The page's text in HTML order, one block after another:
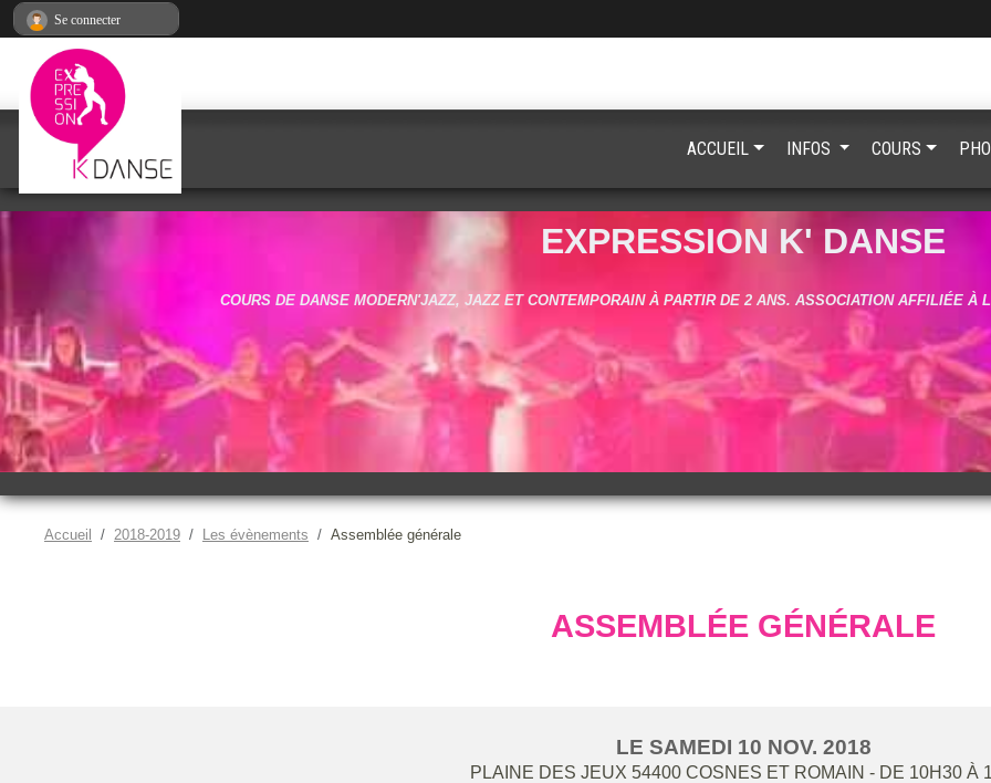
EXPRESSION K' DANSE
COURS DE DANSE MODERN'JAZZ, JAZZ ET CONTEMPORAIN À PARTIR DE 2 ANS. ASSOCIATION AFFILIÉE À
Accueil 2018-2019 Les évènements Assemblée générale
ASSEMBLÉE GÉNÉRALE
LE SAMEDI 10 NOV. 2018
PLAINE DES JEUX 54400 COSNES ET ROMAIN - DE 10H30 À
ACCUEIL INFOS COURS
Se connecter
Panneau de gestion des cookies